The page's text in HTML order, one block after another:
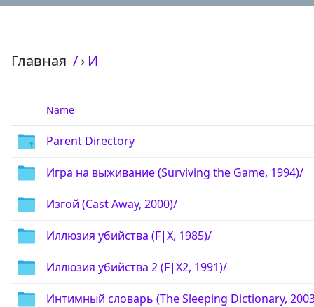
Главная /› И
Name
Parent Directory
Игра на выживание (Surviving the Game, 1994)/
Изгой (Cast Away, 2000)/
Иллюзия убийства (F|X, 1985)/
Иллюзия убийства 2 (F|X2, 1991)/
Интимный словарь (The Sleeping Dictionary,